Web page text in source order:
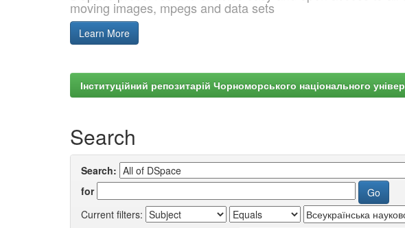
moving images, mpegs and data sets
Learn More
Інституційний репозитарій Чорноморського національного
Search
Search:
for
Current filters: